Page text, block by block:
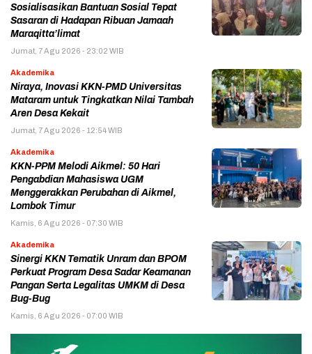
Sosialisasikan Bantuan Sosial Tepat
Sasaran di Hadapan Ribuan Jamaah
Maraqitta’limat
Jumat, 7 Agu 2026 - 23:02 WIB
Akademika
Niraya, Inovasi KKN-PMD Universitas
Mataram untuk Tingkatkan Nilai Tambah
Aren Desa Kekait
Jumat, 7 Agu 2026 - 12:54 WIB
Akademika
KKN-PPM Melodi Aikmel: 50 Hari
Pengabdian Mahasiswa UGM
Menggerakkan Perubahan di Aikmel,
Lombok Timur
Kamis, 6 Agu 2026 - 07:30 WIB
Akademika
Sinergi KKN Tematik Unram dan BPOM
Perkuat Program Desa Sadar Keamanan
Pangan Serta Legalitas UMKM di Desa
Bug-Bug
Kamis, 6 Agu 2026 - 07:00 WIB